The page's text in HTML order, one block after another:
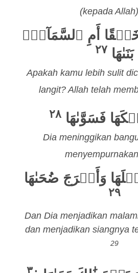
(kepada Allah)
خَلۡقًا أَمِ ٱلسَّمَآءُۚ
بَنَىٰهَا ٢٧
Apakah kamu lebih sulit
langit? Allah telah
فَسَوَّىٰهَا٢٨
Dia meninggikan
وَأَخۡرَجَ ضُحَىٰهَا
٢٩
Dan Dia menjadikan
dan menjadikan siangnya
29